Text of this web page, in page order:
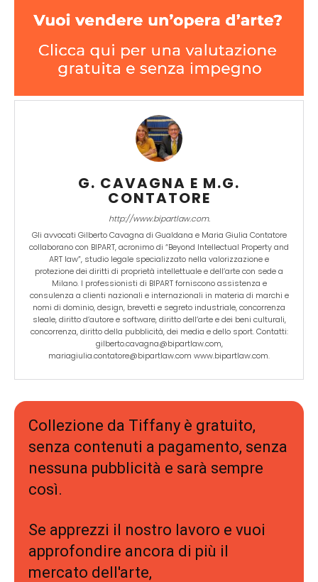
G. CAVAGNA E M.G.
CONTATORE
http://www.bipartlaw.com.
Gli avvocati Gilberto Cavagna di Gualdana e Maria Giulia Contatore
collaborano con BIPART, acronimo di “Beyond Intellectual Property and
ART law”, studio legale specializzato nella valorizzazione e
protezione dei diritti di proprietà intellettuale e dell’arte con sede a
Milano. I professionisti di BIPART forniscono assistenza e
consulenza a clienti nazionali e internazionali in materia di marchi e
nomi di dominio, design, brevetti e segreto industriale, concorrenza
sleale, diritto d’autore e software, diritto dell’arte e dei beni culturali,
concorrenza, diritto della pubblicità, dei media e dello sport. Contatti:
gilberto.cavagna@bipartlaw.com,
mariagiulia.contatore@bipartlaw.com www.bipartlaw.com.
Collezione da Tiffany è gratuito,
senza contenuti a pagamento, senza
nessuna pubblicità e sarà sempre
così.
Se apprezzi il nostro lavoro e vuoi
approfondire ancora di più il
mercato dell'arte,